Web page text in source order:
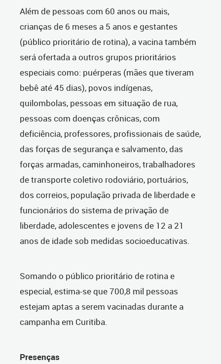
Além de pessoas com 60 anos ou mais,
crianças de 6 meses a 5 anos e gestantes
(público prioritário de rotina), a vacina também
será ofertada a outros grupos prioritários
especiais como: puérperas (mães que tiveram
bebê até 45 dias), povos indígenas,
quilombolas, pessoas em situação de rua,
pessoas com doenças crônicas, com
deficiência, professores, profissionais de saúde,
das forças de segurança e salvamento, das
forças armadas, caminhoneiros, trabalhadores
de transporte coletivo rodoviário, portuários,
dos correios, população privada de liberdade e
funcionários do sistema de privação de
liberdade, adolescentes e jovens de 12 a 21
anos de idade sob medidas socioeducativas.
Somando o público prioritário de rotina e
especial, estima-se que 700,8 mil pessoas
estejam aptas a serem vacinadas durante a
campanha em Curitiba.
Presenças